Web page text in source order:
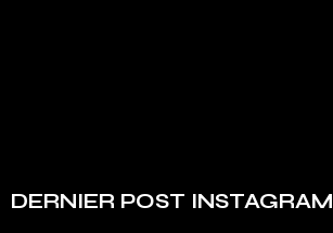
DERNIER POST INSTAGRAM